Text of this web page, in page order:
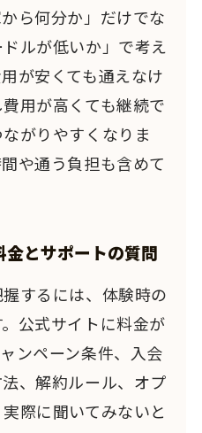
ら何分か」だけでな
ルが低いか」で考え
が安くても通えなけ
用が高くても継続で
がりやすくなりま
や通う負担も含めて
とサポートの質問
するには、体験時の
公式サイトに料金が
ンペーン条件、入会
、解約ルール、オプ
際に聞いてみないと